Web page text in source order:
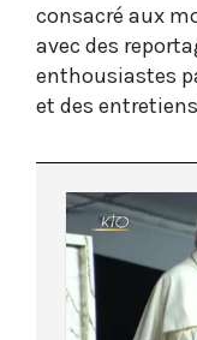
consacré aux
avec des
enthousiastes
et des